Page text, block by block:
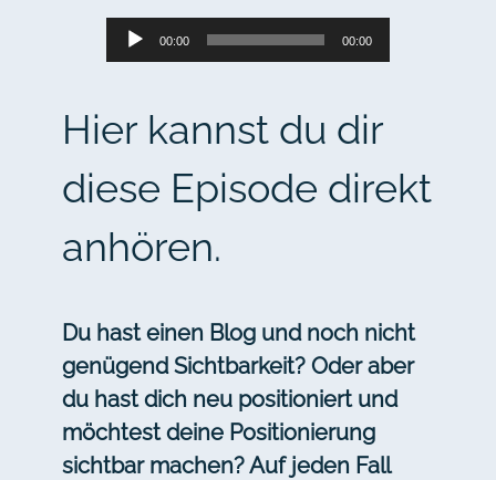
Audio-
Player
00:00 00:00
Hier kannst du dir
diese Episode direkt
anhören.
Du hast einen Blog und noch nicht
genügend Sichtbarkeit? Oder aber
du hast dich neu positioniert und
möchtest deine Positionierung
sichtbar machen? Auf jeden Fall